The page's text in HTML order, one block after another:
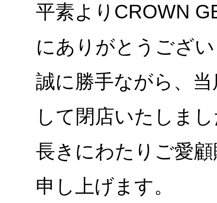
平素よりCROWN
にありがとうござ
誠に勝手ながら、
して閉店いたしま
長きにわたりご愛
申し上げます。